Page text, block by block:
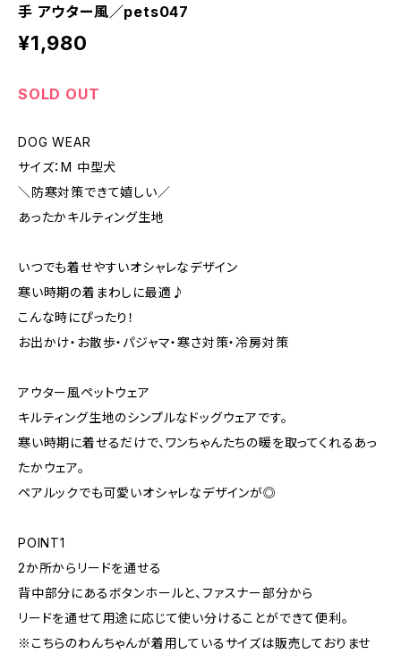
手 アウター風／pets047
¥1,980
SOLD OUT
DOG WEAR
サイズ：M 中型犬
＼防寒対策できて嬉しい／
あったかキルティング生地
いつでも着せやすいオシャレなデザイン
寒い時期の着まわしに最適♪
こんな時にぴったり！
お出かけ・お散歩・パジャマ・寒さ対策・冷房対策
アウター風ペットウェア
キルティング生地のシンプルなドッグウェアです。
寒い時期に着せるだけで、ワンちゃんたちの暖を取ってくれるあっ
たかウェア。
ペアルックでも可愛いオシャレなデザインが◎
POINT1
2か所からリードを通せる
背中部分にあるボタンホールと、ファスナー部分から
リードを通せて用途に応じて使い分けることができて便利。
※こちらのわんちゃんが着用しているサイズは販売しておりませ